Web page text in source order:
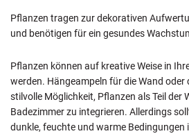
Pflanzen tragen zur dekorativen
und benötigen für ein gesundes
Pflanzen können auf kreative Weise in
werden. Hängeampeln für die Wand oder
stilvolle Möglichkeit, Pflanzen als Teil der
Badezimmer zu integrieren. Allerdings
dunkle, feuchte und warme Bedingungen